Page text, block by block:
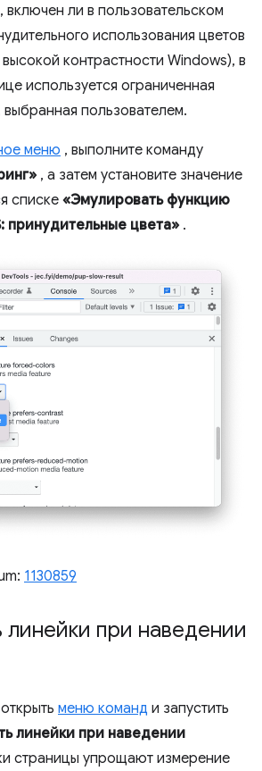
включен ли в пользовательском
использования цветов
контрастности Windows), в
используется ограниченная
выбранная пользователем.
меню , выполните команду
, а затем установите значение
списке «Эмулировать функцию
принудительные цвета» .
1130859
при наведении
меню команд и запустить
линейки при наведении
страницы упрощают измерение